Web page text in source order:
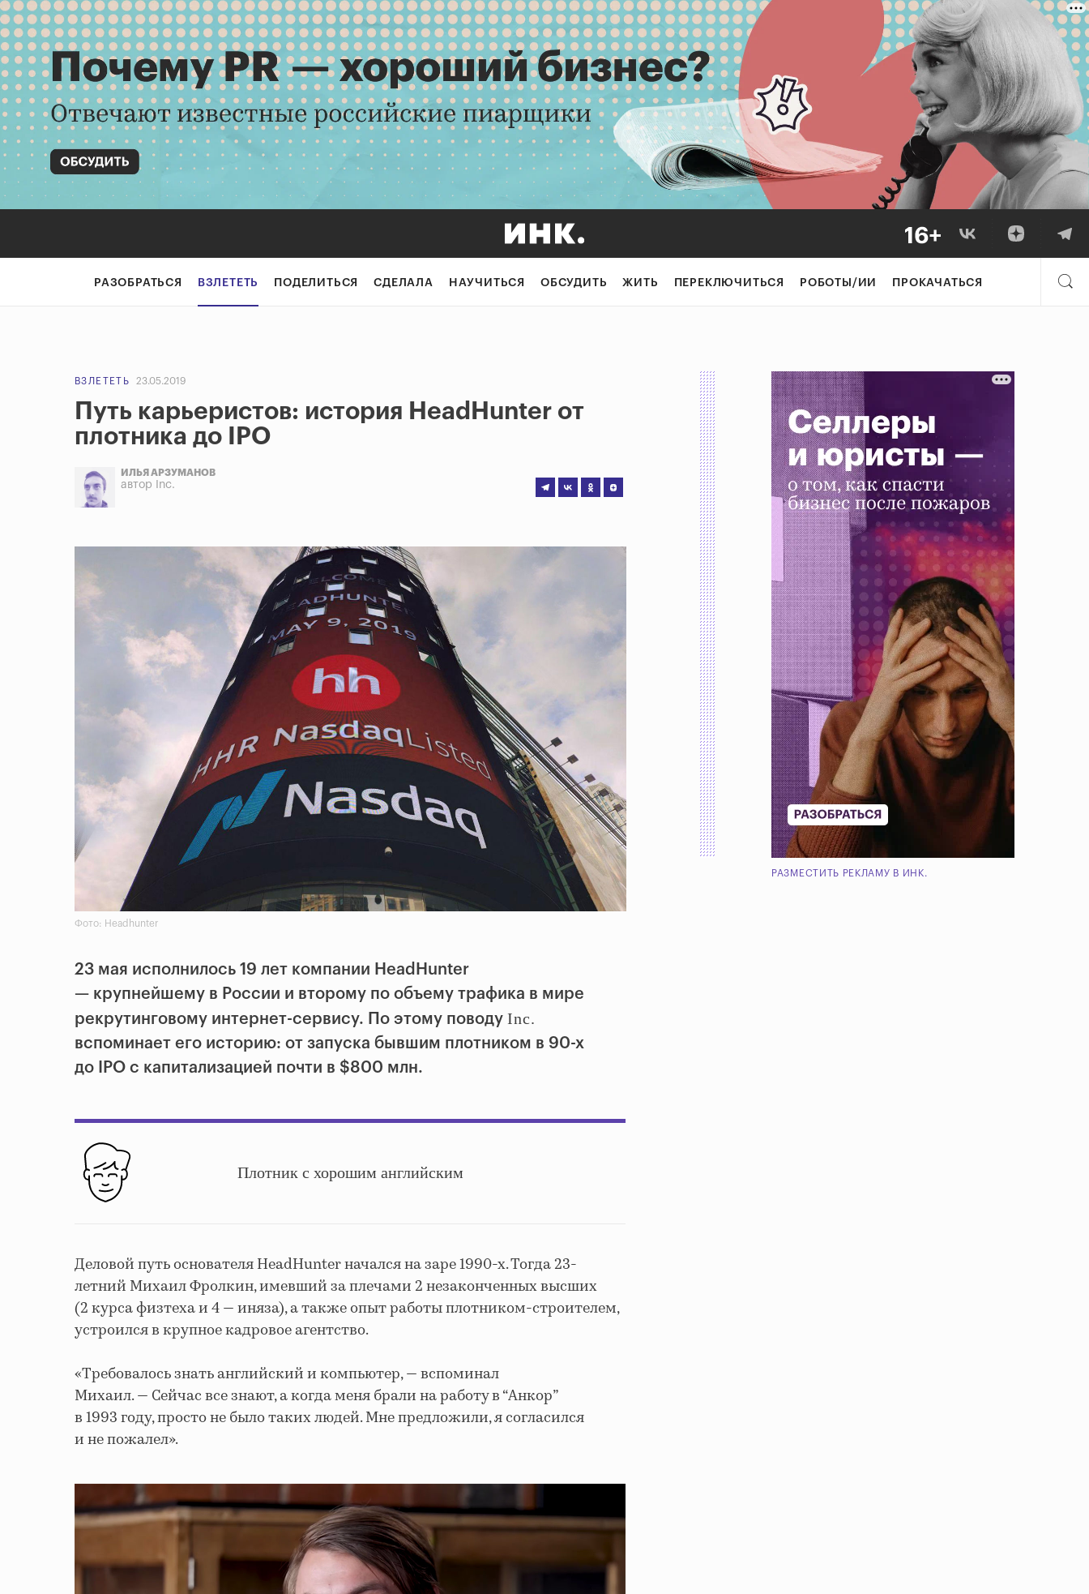
РАЗОБРАТЬСЯ ВЗЛЕТЕТЬ ПОДЕЛИТЬСЯ СДЕЛАЛА НАУЧИТЬСЯ ОБСУДИТЬ ЖИТЬ ПЕРЕКЛЮЧИТЬСЯ РОБОТЫ/ИИ ПРОКАЧАТЬСЯ
ВЗЛЕТЕТЬ 23.05.2019
Путь карьеристов: история HeadHunter от
плотника до IPO
ИЛЬЯ АРЗУМАНОВ
автор Inc.
Фото: Headhunter
23 мая исполнилось 19 лет компании HeadHunter
— крупнейшему в России и второму по объему трафика в мире
рекрутинговому интернет-сервису. По этому поводуInc.
вспоминает его историю: от запуска бывшим плотником в 90-х
до IPO с капитализацией почти в $800 млн.
Плотник с хорошим английским
Деловой путь основателя HeadHunter начался на заре 1990-х. Тогда 23-
летний Михаил Фролкин, имевший за плечами 2 незаконченных высших
(2 курса физтеха и 4 — иняза), а также опыт работы плотником-строителем,
устроился в крупное кадровое агентство.
«Требовалось знать английский и компьютер, — вспоминал
Михаил. — Сейчас все знают, а когда меня брали на работу в “Анкор”
в 1993 году, просто не было таких людей. Мне предложили, я согласился
и не пожалел».
РАЗМЕСТИТЬ РЕКЛАМУ В ИНК.